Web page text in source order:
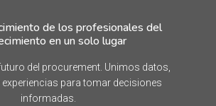
de los profesionales del
en un solo lugar
del procurement. Unimos datos,
para tomar decisiones
informadas.